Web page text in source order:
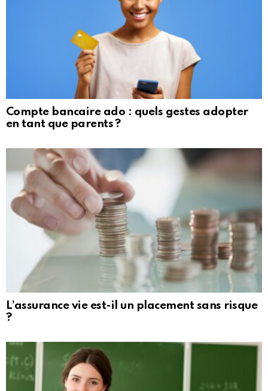
Compte bancaire ado : quels gestes adopter
en tant que parents ?
L’assurance vie est-il un placement sans risque
?